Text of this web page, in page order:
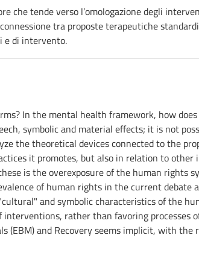
che tende verso l’omologazione degli
tra proposte terapeutiche
e di intervento.
In the mental health framework, how
symbolic and material effects; it is not
the theoretical devices connected to the
it promotes, but also in relation to other
is the overexposure of the human rights
of human rights in the current debate
and symbolic characteristics of the
rather than favoring processes
(EBM) and Recovery seems implicit, with the